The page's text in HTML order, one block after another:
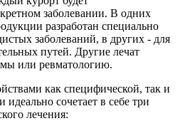
заболевании. В одних
разработан специально
заболеваний, в других - для
путей. Другие лечат
или ревматологию.
как специфической, так и
сочетает в себе три
лечения: